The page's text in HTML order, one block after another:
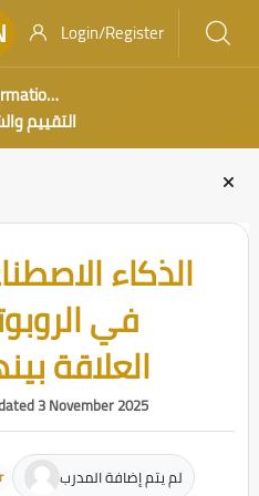
Login/Register
التقييم
Course Intro
الذكاء
في
العلاقة
3 November 2025
لم يتم إضافة المدرب